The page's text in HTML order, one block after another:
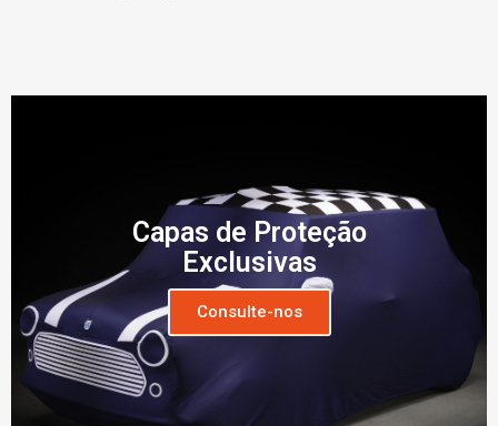
Capas de Proteção
Exclusivas
Consulte-nos